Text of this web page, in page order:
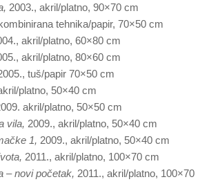
2003., akril/platno, 90×70 cm
tehnika/papir, 70×50 cm
akril/platno, 60×80 cm
akril/platno, 80×60 cm
tuš/papir 70×50 cm
platno, 50×40 cm
akril/platno, 50×50 cm
vila, 2009., akril/platno, 50×40 cm
1, 2009., akril/platno, 50×40 cm
2011., akril/platno, 100×70 cm
– novi početak, 2011., akril/platno, 100×70